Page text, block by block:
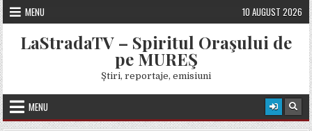
Skip
to
content
MENU 10 AUGUST 2026
LaStradaTV – Spiritul Oraşului de
pe MUREŞ
Ştiri, reportaje, emisiuni
MENU